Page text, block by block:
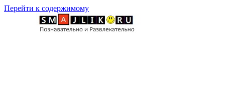
Перейти к содержимому